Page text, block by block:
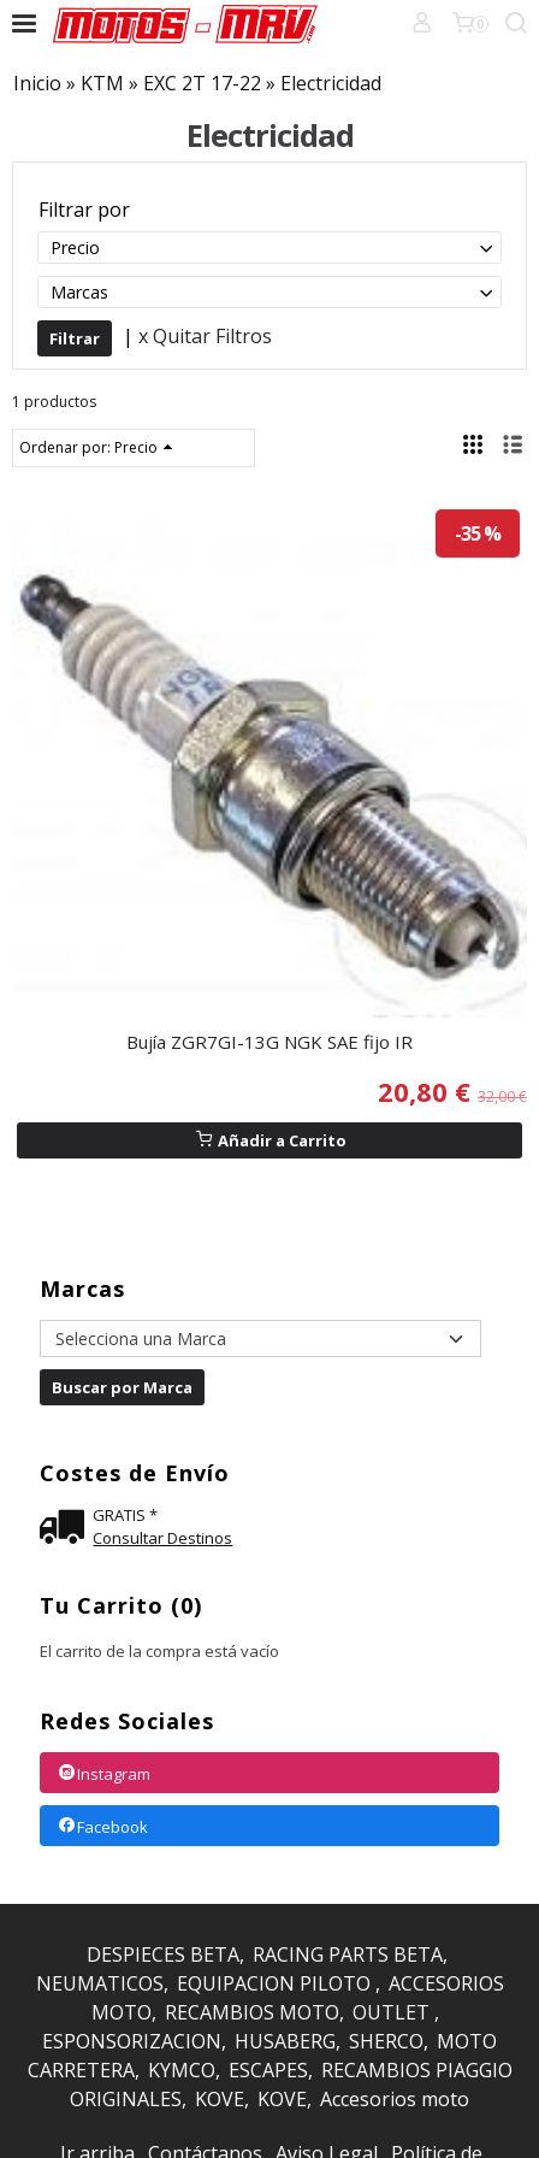
0
Marcas
Costes de Envío
GRATIS *
Consultar Destinos
Tu Carrito (0)
El carrito de la compra está vacío
Redes Sociales
Instagram
Facebook
Inicio » KTM » EXC 2T 17-22 » Electricidad
Electricidad
Filtrar por
Precio
Marcas
| x Quitar Filtros
1 productos
Ordenar por: Precio
-35 %
Bujía ZGR7GI-13G NGK SAE fijo IR
20,80 € 32,00 €
Añadir a Carrito
DESPIECES BETA RACING PARTS BETA
NEUMATICOS EQUIPACION PILOTO
ACCESORIOS
MOTO RECAMBIOS MOTO OUTLET
ESPONSORIZACION
HUSABERG SHERCO MOTO
CARRETERA KYMCO ESCAPES RECAMBIOS PIAGGIO
ORIGINALES KOVE KOVE Accesorios moto